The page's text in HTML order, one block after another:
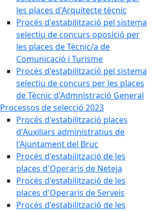
les places d'Arquitecte tècnic
Procés d'estabilització pel sistema
selectiu de concurs oposició per
les places de Tècnic/a de
Comunicació i Turisme
Procés d'estabilització pel sistema
selectiu de concurs per les places
de Tècnic d'Admnistració General
Processos de selecció 2023
Procés d'estabilització places
d'Auxiliars administratius de
l'Ajuntament del Bruc
Procés d'estabilització de les
places d'Operaris de Neteja
Procés d'estabilització de les
places d'Operaris de Serveis
Procés d'estabilització de les